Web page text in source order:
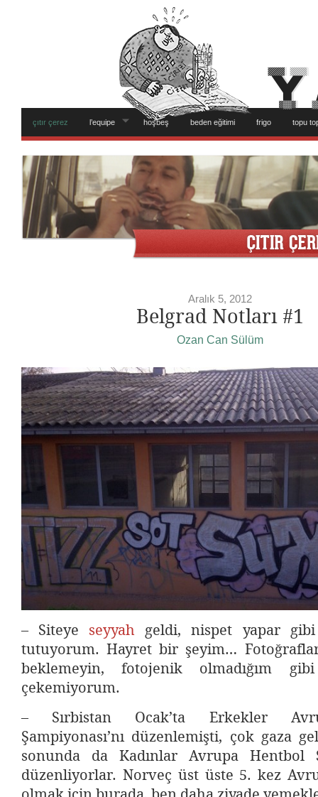
çıtır çerez l’equipe hoşbeş beden eğitimi frigo topu
Aralık 5, 2012
Belgrad Notları #1
Ozan Can Sülüm
– Siteye seyyah geldi, nispet yapar
tutuyorum. Hayret bir şeyim…
beklemeyin, fotojenik olmadığım
çekemiyorum.
– Sırbistan Ocak’ta Erkekler
Şampiyonası’nı düzenlemişti, çok gaza
sonunda da Kadınlar Avrupa Hentbol
düzenliyorlar. Norveç üst üste 5. kez